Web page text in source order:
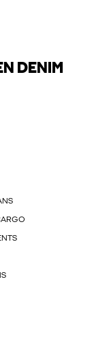
DENIM